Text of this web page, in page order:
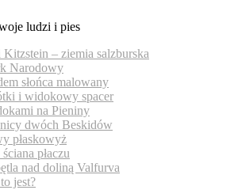
ludzi i pies
Kitzstein – ziemia salzburska
Narodowy
słońca malowany
i widokowy spacer
na Pieniny
dwóch Beskidów
płaskowyż
płaczu
nad doliną Valfurva
jest?